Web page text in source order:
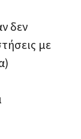
δεν
με